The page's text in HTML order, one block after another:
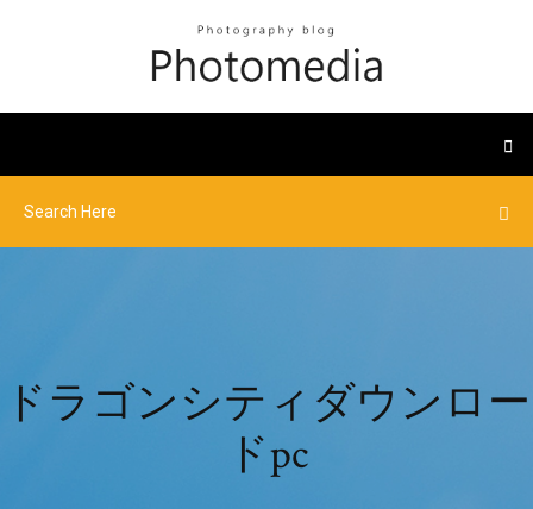
ドラゴンシティダウンロー
ドpc